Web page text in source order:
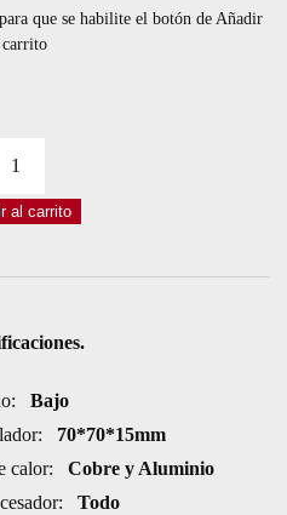
que se habilite el botón de Añadir
al carrito
Bajo
70*70*15mm
calor: Cobre y Aluminio
Todo